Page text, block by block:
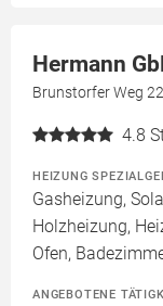
Hermann
Brunstorfer Weg
4.8
HEIZUNG
Gasheizung,
Holzheizung,
Ofen,
ANGEBOTENE